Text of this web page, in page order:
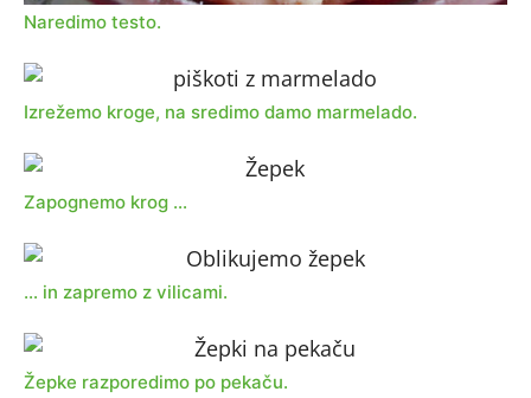
Naredimo testo.
Izrežemo kroge, na sredimo damo marmelado.
Zapognemo krog …
… in zapremo z vilicami.
Žepke razporedimo po pekaču.